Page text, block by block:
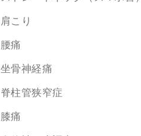
肩こり
腰痛
坐骨神経痛
脊柱管狭窄症
膝痛